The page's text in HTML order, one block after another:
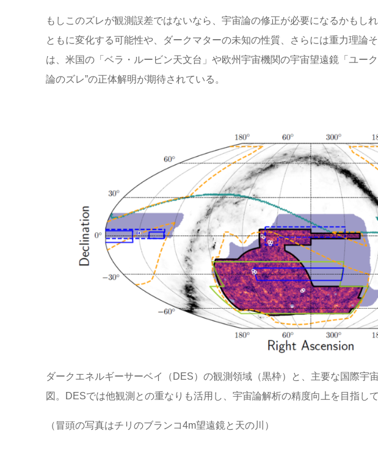
もしこのズレが観測誤差ではないなら、宇宙論の修正が必要になるかもし
ともに変化する可能性や、ダークマターの未知の性質、さらには重力理論
は、米国の「ベラ・ルービン天文台」や欧州宇宙機関の宇宙望遠鏡「ユー
論のズレ”の正体解明が期待されている。
ダークエネルギーサーベイ（DES）の観測領域（黒枠）と、主要な国際宇
図。DESでは他観測との重なりも活用し、宇宙論解析の精度向上を目指し
（冒頭の写真はチリのブランコ4m望遠鏡と天の川）